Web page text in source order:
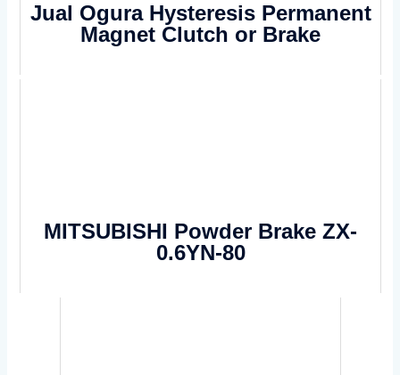
Jual Ogura Hysteresis Permanent
Magnet Clutch or Brake
MITSUBISHI Powder Brake ZX-
0.6YN-80